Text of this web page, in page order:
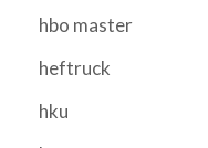
hbo master
heftruck
hku